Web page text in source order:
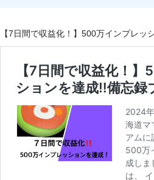
【7日間で収益化！】500万インプレッ